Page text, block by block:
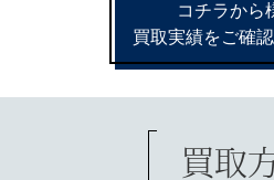
コチラから
買取実績をご確
買取